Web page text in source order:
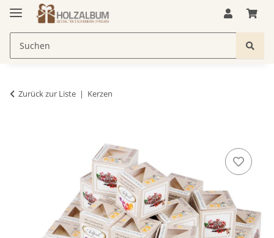
Zurück zur Liste Kerzen